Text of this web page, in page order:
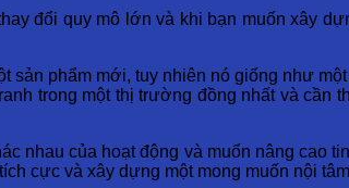
đổi quy mô lớn và khi bạn muốn xây
sản phẩm mới, tuy nhiên nó giống như
trong một thị trường đồng nhất và cần
nhau của hoạt động và muốn nâng cao
cực và xây dựng một mong muốn nội